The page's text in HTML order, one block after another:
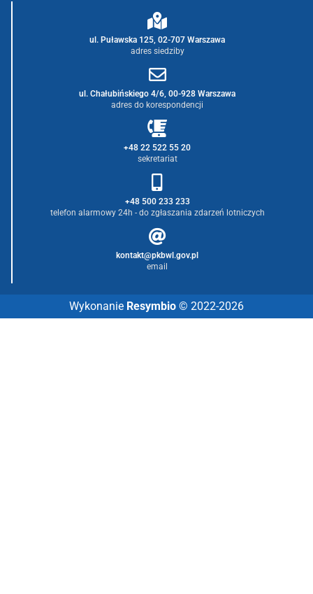
ul. Puławska 125, 02-707 Warszawa
adres siedziby
ul. Chałubińskiego 4/6, 00-928 Warszawa
adres do korespondencji
+48 22 522 55 20
sekretariat
+48 500 233 233
telefon alarmowy 24h - do zgłaszania zdarzeń lotniczych
kontakt@pkbwl.gov.pl
email
Wykonanie Resymbio © 2022-2026